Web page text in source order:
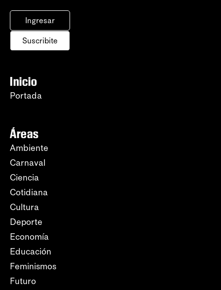
Ingresar
Suscribite
Inicio
Portada
Áreas
Ambiente
Carnaval
Ciencia
Cotidiana
Cultura
Deporte
Economía
Educación
Feminismos
Futuro